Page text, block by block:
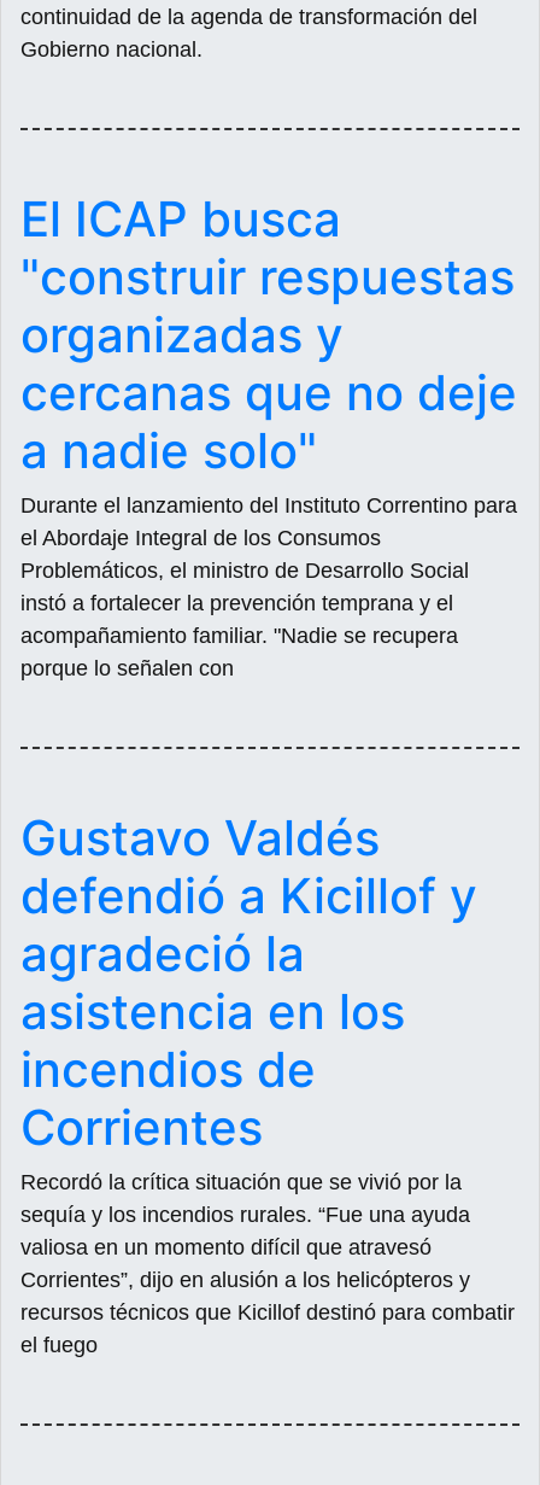
continuidad de la agenda de transformación del
Gobierno nacional.
El ICAP busca
"construir respuestas
organizadas y
cercanas que no deje
a nadie solo"
Durante el lanzamiento del Instituto Correntino para
el Abordaje Integral de los Consumos
Problemáticos, el ministro de Desarrollo Social
instó a fortalecer la prevención temprana y el
acompañamiento familiar. "Nadie se recupera
porque lo señalen con
Gustavo Valdés
defendió a Kicillof y
agradeció la
asistencia en los
incendios de
Corrientes
Recordó la crítica situación que se vivió por la
sequía y los incendios rurales. “Fue una ayuda
valiosa en un momento difícil que atravesó
Corrientes”, dijo en alusión a los helicópteros y
recursos técnicos que Kicillof destinó para combatir
el fuego